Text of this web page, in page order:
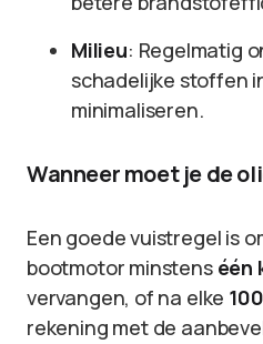
Milieu: Regelmatig
schadelijke stoffen
minimaliseren.
Wanneer moet je de
Een goede vuistregel is
bootmotor minstens één
vervangen, of na elke
rekening met de